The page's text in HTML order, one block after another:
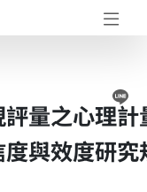
果典藏庫
量之心理計
與效度研究